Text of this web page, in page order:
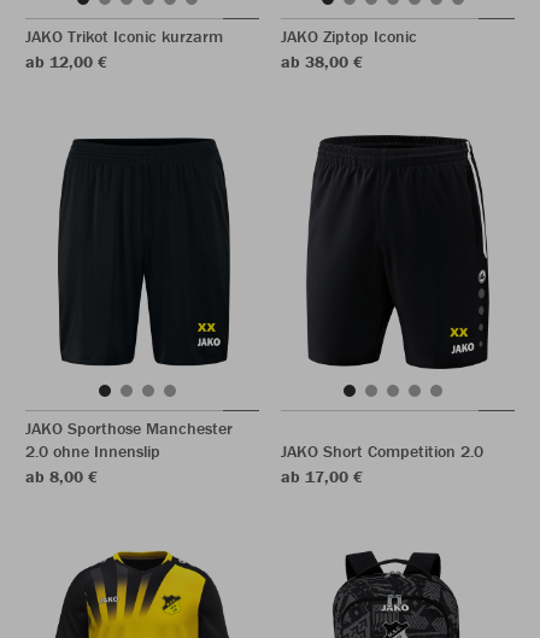
JAKO Trikot Iconic kurzarm
ab 12,00 €
JAKO Ziptop Iconic
ab 38,00 €
JAKO Sporthose Manchester
2.0 ohne Innenslip
ab 8,00 €
JAKO Short Competition 2.0
ab 17,00 €